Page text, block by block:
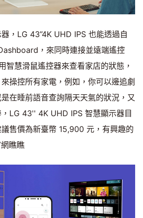
，LG 43”4K UHD IPS 也能透過自
，來同時連接並遠端遙控
智慧滑鼠遙控器來查看家店的狀態，
操控所有家電，例如，你可以邊追劇
在睡前語音查詢隔天天氣的狀況，又
LG 43'' 4K UHD IPS 智慧顯示器目
售價為新臺幣 15,900 元，有興趣的
瞧瞧